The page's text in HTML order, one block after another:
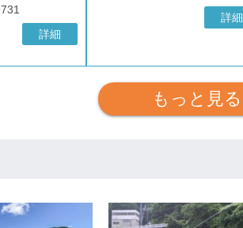
詳細
詳細
もっと見る